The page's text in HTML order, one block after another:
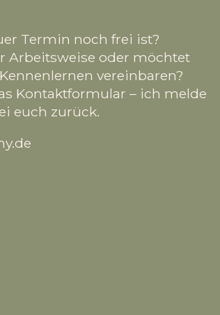
Termin noch frei ist?
Arbeitsweise oder möchtet
vereinbaren?
Kontaktformular – ich melde
euch zurück.